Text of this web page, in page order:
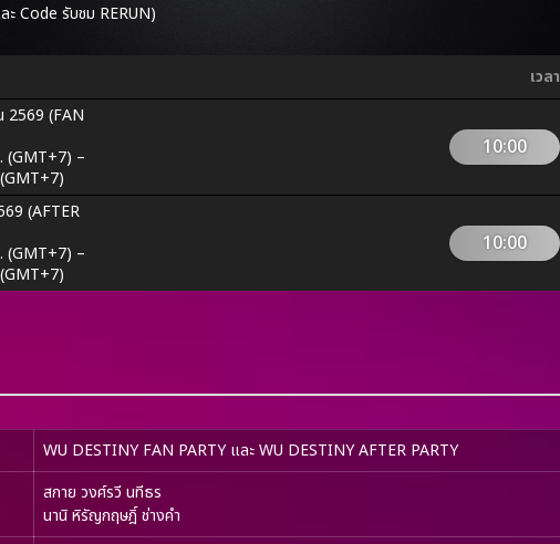
Code รับชม RERUN)
เวลา
2569 (FAN
(GMT+7) –
10:00
(AFTER
(GMT+7) –
10:00
WU DESTINY FAN PARTY และ WU DESTINY AFTER PARTY
สกาย วงศ์รวี นทีธร
นานิ หิรัญกฤษฎิ์ ช่างคำ